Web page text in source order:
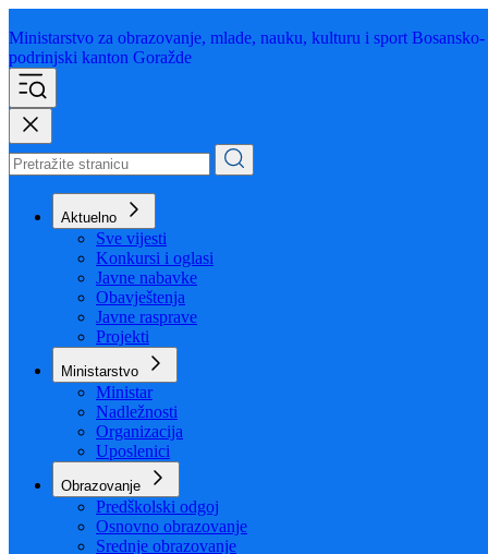
Ministarstvo za obrazovanje,
podrinjski kanton Goražde
Aktuelno
Sve vijesti
Konkursi i oglasi
Javne nabavke
Obavještenja
Javne rasprave
Projekti
Ministarstvo
Ministar
Nadležnosti
Organizacija
Uposlenici
Obrazovanje